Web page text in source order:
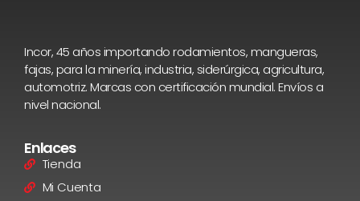
Incor, 45 años importando rodamientos, mangueras,
fajas, para la minería, industria, siderúrgica, agricultura,
automotriz. Marcas con certificación mundial. Envíos a
nivel nacional.
Enlaces
Tienda
Mi Cuenta